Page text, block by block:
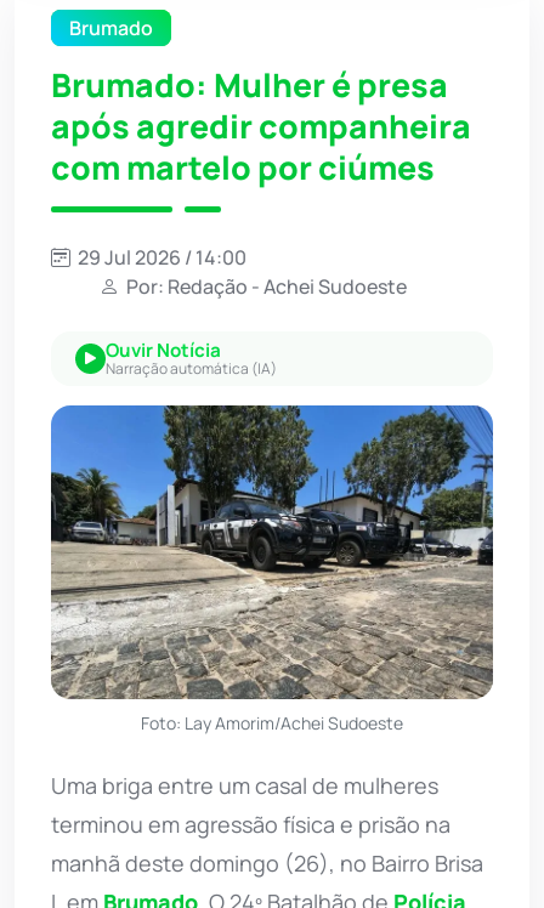
Brumado
Brumado: Mulher é presa
após agredir companheira
com martelo por ciúmes
29 Jul 2026 / 14:00
Por: Redação - Achei Sudoeste
Ouvir Notícia
Narração automática (IA)
Foto: Lay Amorim/Achei Sudoeste
Uma briga entre um casal de mulheres
terminou em agressão física e prisão na
manhã deste domingo (26), no Bairro Brisa